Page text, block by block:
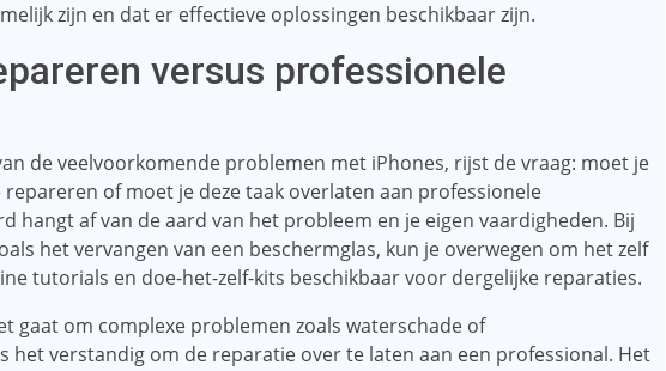
zijn en dat er effectieve oplossingen beschikbaar zijn.
versus professionele
de veelvoorkomende problemen met iPhones, rijst de vraag: moet je
of moet je deze taak overlaten aan professionele
hangt af van de aard van het probleem en je eigen vaardigheden. Bij
het vervangen van een beschermglas, kun je overwegen om het zelf
tutorials en doe-het-zelf-kits beschikbaar voor dergelijke reparaties.
gaat om complexe problemen zoals waterschade of
het verstandig om de reparatie over te laten aan een professional. Het